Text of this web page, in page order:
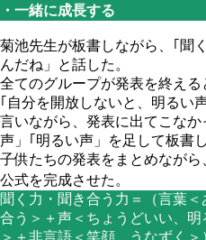
・一緒に成長する
菊池先生が板書しながら、｢聞
んだね」と話した。
全てのグループが発表を終える
｢自分を開放しないと、明るい
言いながら、発表に出てこな
声」｢明るい声」を足して板書し
子供たちの発表をまとめなが
公式を完成させた。
聞く力・聞き合う力＝（言葉
合う＞＋声＜ちょうどいい、
＞＋非言語＜笑顔、うなずく